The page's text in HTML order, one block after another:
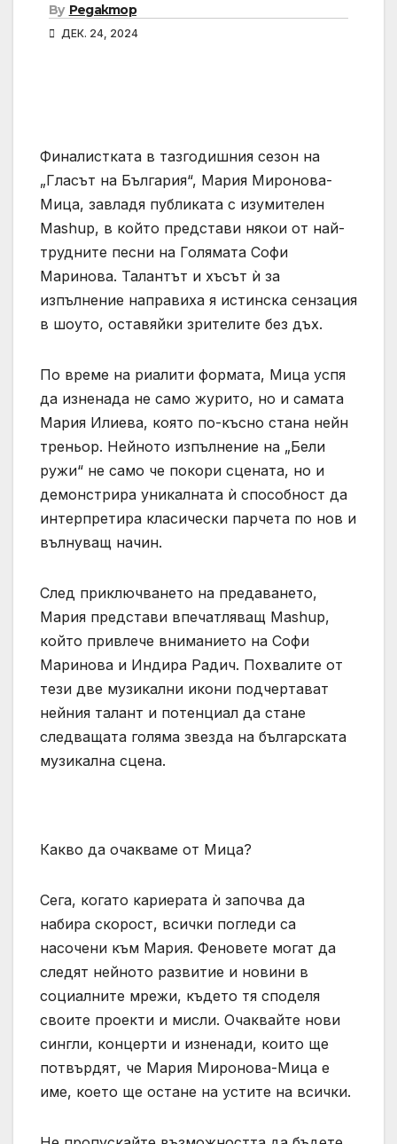
By Редактор
ДЕК. 24, 2024
Финалистката в тазгодишния сезон на
„Гласът на България“, Мария Миронова-
Мица, завладя публиката с изумителен
Mashup, в който представи някои от най-
трудните песни на Голямата Софи
Маринова. Талантът и хъсът ѝ за
изпълнение направиха я истинска сензация
в шоуто, оставяйки зрителите без дъх.
По време на риалити формата, Мица успя
да изненада не само журито, но и самата
Мария Илиева, която по-късно стана нейн
треньор. Нейното изпълнение на „Бели
ружи“ не само че покори сцената, но и
демонстрира уникалната ѝ способност да
интерпретира класически парчета по нов и
вълнуващ начин.
След приключването на предаването,
Мария представи впечатляващ Mashup,
който привлече вниманието на Софи
Маринова и Индира Радич. Похвалите от
тези две музикални икони подчертават
нейния талант и потенциал да стане
следващата голяма звезда на българската
музикална сцена.
Какво да очакваме от Мица?
Сега, когато кариерата ѝ започва да
набира скорост, всички погледи са
насочени към Мария. Феновете могат да
следят нейното развитие и новини в
социалните мрежи, където тя споделя
своите проекти и мисли. Очаквайте нови
сингли, концерти и изненади, които ще
потвърдят, че Мария Миронова-Мица е
име, което ще остане на устите на всички.